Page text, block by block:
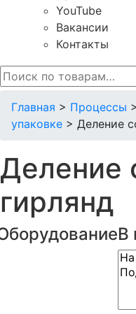
YouTube
Вакансии
Контакты
Искать:
Главная > Процессы >
упаковке > Деление
Деление
гирлянд
В